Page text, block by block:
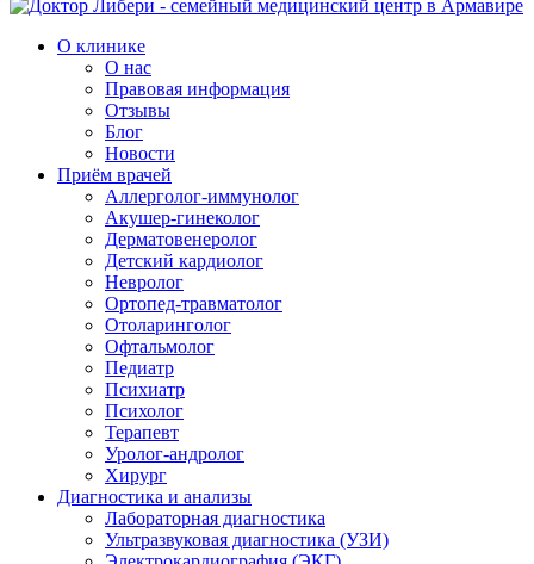
О клинике
О нас
Правовая информация
Отзывы
Блог
Новости
Приём врачей
Аллерголог-иммунолог
Акушер-гинеколог
Дерматовенеролог
Детский кардиолог
Невролог
Ортопед-травматолог
Отоларинголог
Офтальмолог
Педиатр
Психиатр
Психолог
Терапевт
Уролог-андролог
Хирург
Диагностика и анализы
Лабораторная диагностика
Ультразвуковая диагностика (УЗИ)